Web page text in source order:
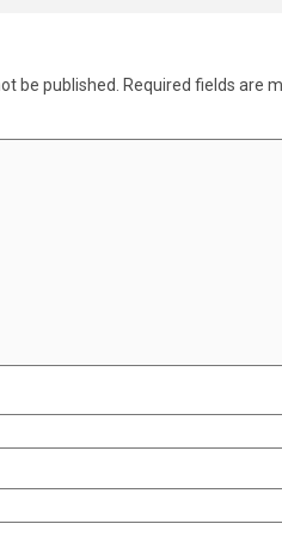
be published. Required fields are